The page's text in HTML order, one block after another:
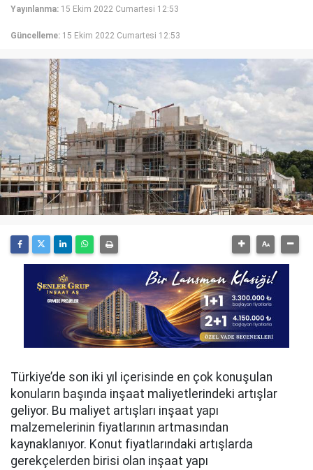
Yayınlanma: 15 Ekim 2022 Cumartesi 12:53
Güncelleme: 15 Ekim 2022 Cumartesi 12:53
Türkiye’de son iki yıl içerisinde en çok konuşulan
konuların başında inşaat maliyetlerindeki artışlar
geliyor. Bu maliyet artışları inşaat yapı
malzemelerinin fiyatlarının artmasından
kaynaklanıyor. Konut fiyatlarındaki artışlarda
gerekçelerden birisi olan inşaat yapı